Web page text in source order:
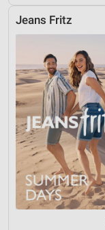
Jeans Fritz